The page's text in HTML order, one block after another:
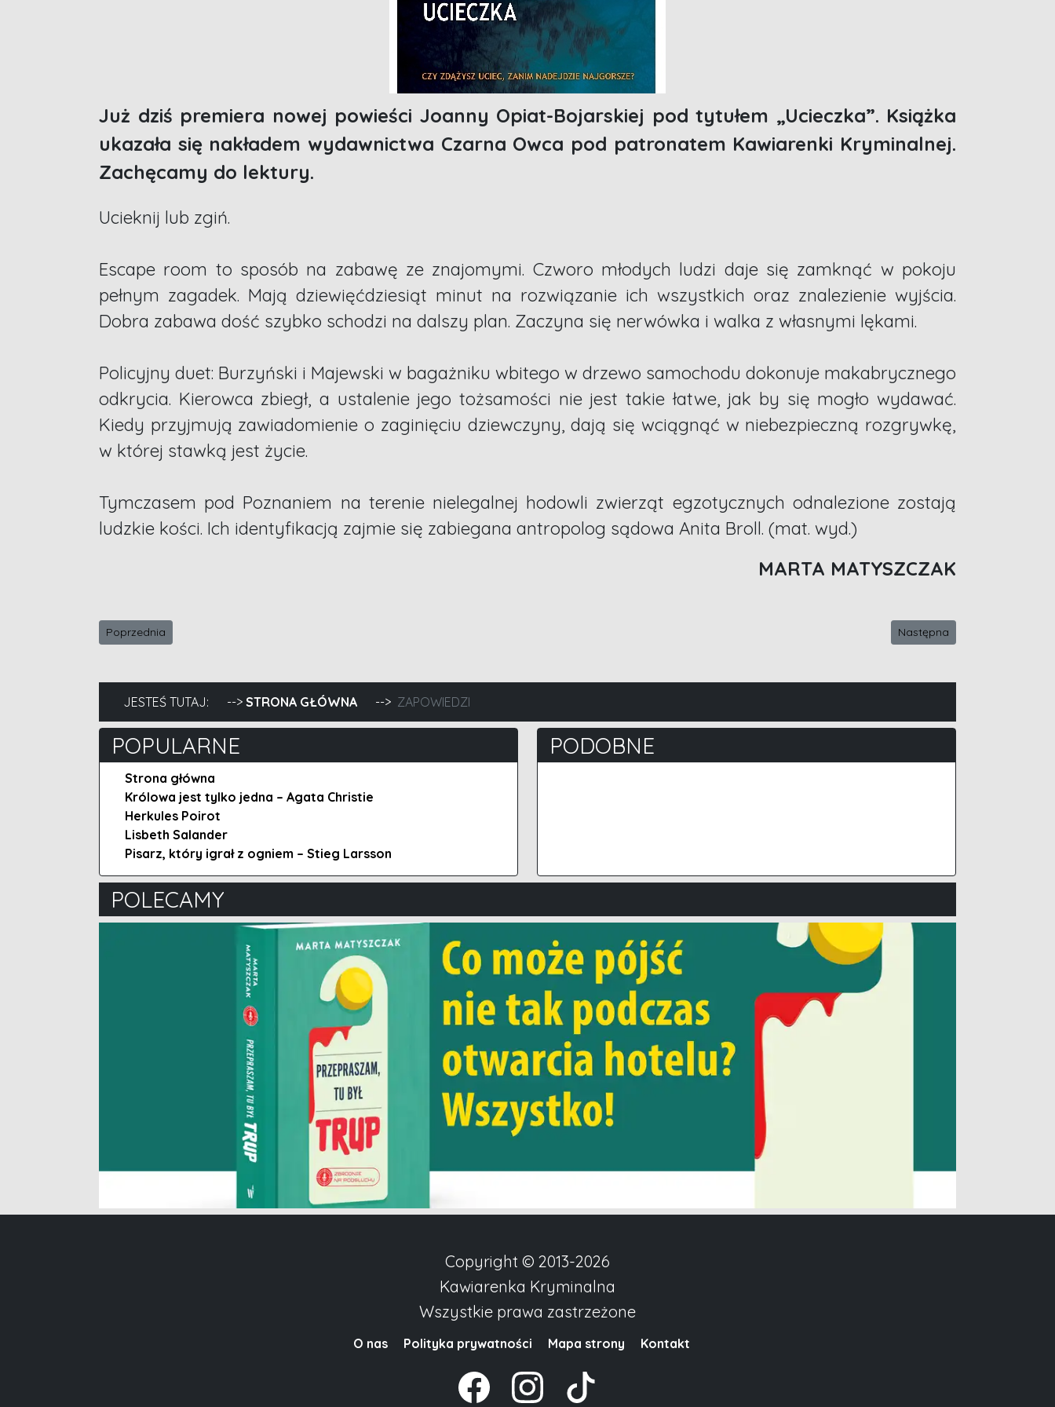
Już dziś premiera nowej powieści Joanny Opiat-Bojarskiej pod tytułem „Ucieczka”. Książka
ukazała się nakładem wydawnictwa Czarna Owca pod patronatem Kawiarenki Kryminalnej.
Zachęcamy do lektury.
Ucieknij lub zgiń.
Escape room to sposób na zabawę ze znajomymi. Czworo młodych ludzi daje się zamknąć w pokoju
pełnym zagadek. Mają dziewięćdziesiąt minut na rozwiązanie ich wszystkich oraz znalezienie wyjścia.
Dobra zabawa dość szybko schodzi na dalszy plan. Zaczyna się nerwówka i walka z własnymi lękami.
Policyjny duet: Burzyński i Majewski w bagażniku wbitego w drzewo samochodu dokonuje makabrycznego
odkrycia. Kierowca zbiegł, a ustalenie jego tożsamości nie jest takie łatwe, jak by się mogło wydawać.
Kiedy przyjmują zawiadomienie o zaginięciu dziewczyny, dają się wciągnąć w niebezpieczną rozgrywkę,
w której stawką jest życie.
Tymczasem pod Poznaniem na terenie nielegalnej hodowli zwierząt egzotycznych odnalezione zostają
ludzkie kości. Ich identyfikacją zajmie się zabiegana antropolog sądowa Anita Broll. (mat. wyd.)
MARTA MATYSZCZAK
Poprzednia strona: S. R. Masters, Nigdy się nie dowiesz
Poprzednia Następna strona: Wiktor
Następna
JESTEŚ TUTAJ: STRONA GŁÓWNA ZAPOWIEDZI
POPULARNE
Strona główna
Królowa jest tylko jedna – Agata Christie
Herkules Poirot
Lisbeth Salander
Pisarz, który igrał z ogniem – Stieg Larsson
PODOBNE
POLECAMY
Copyright © 2013-2026
Kawiarenka Kryminalna
Wszystkie prawa zastrzeżone
O nas Polityka prywatności Mapa strony Kontakt